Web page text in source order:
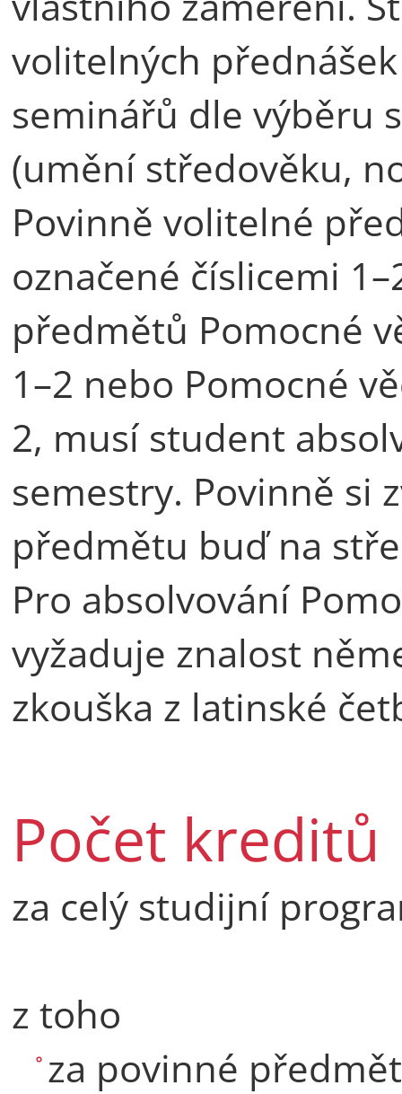
volitelných
seminářů dle výběru
(umění středověku,
Povinně volitelné
označené číslicemi
předmětů Pomocné
1–2 nebo Pomocné
2, musí student
semestry. Povinně si
předmětu buď na
Pro absolvování
vyžaduje znalost
zkouška z latinské
Počet kreditů
za celý studijní
z toho
za povinné